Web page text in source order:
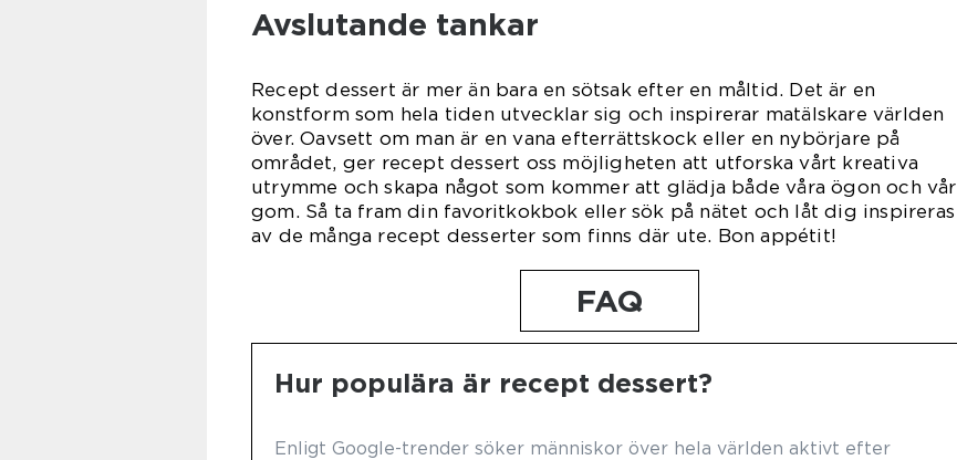
Avslutande tankar
Recept dessert är mer än bara en sötsak efter en måltid. Det är en
konstform som hela tiden utvecklar sig och inspirerar matälskare världen
över. Oavsett om man är en vana efterrättskock eller en nybörjare på
området, ger recept dessert oss möjligheten att utforska vårt kreativa
utrymme och skapa något som kommer att glädja både våra ögon och vår
gom. Så ta fram din favoritkokbok eller sök på nätet och låt dig inspireras
av de många recept desserter som finns där ute. Bon appétit!
FAQ
Hur populära är recept dessert?
Enligt Google-trender söker människor över hela världen aktivt efter